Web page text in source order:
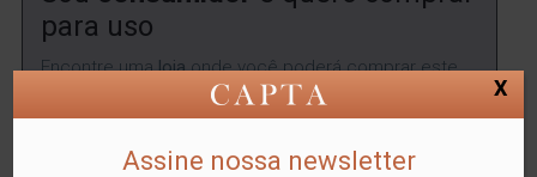
para uso
Encontre umalojaonde você poderá comprar este
Assine nossa newsletter
X